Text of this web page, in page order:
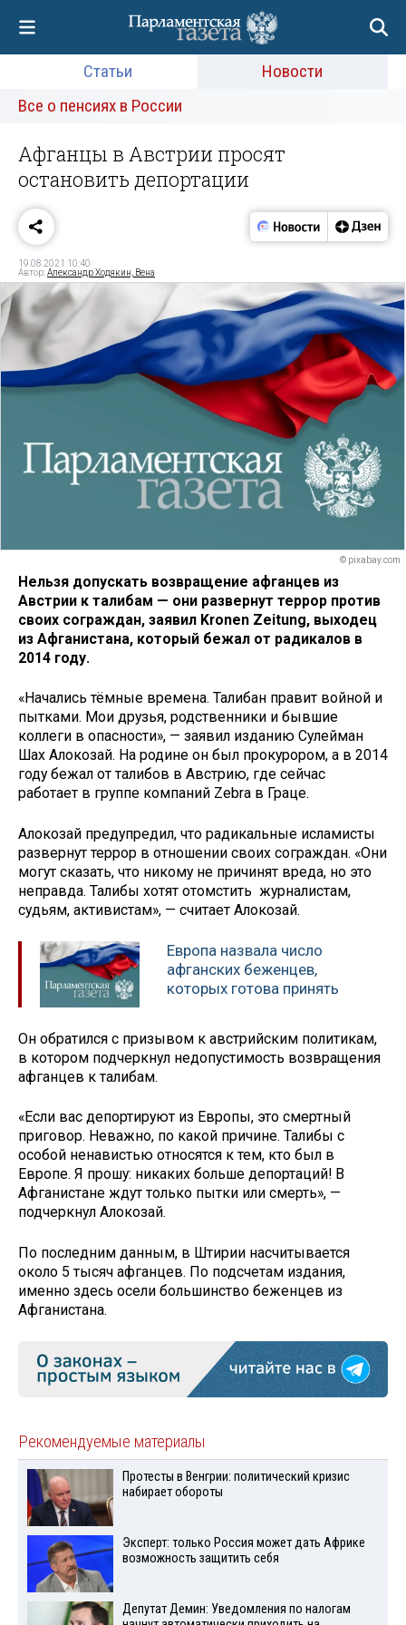
Статьи
Новости
Все о пенсиях в России
Афганцы в Австрии просят
остановить депортации
19.08.2021 10:40
Автор:Александр Ходякин, Вена
© pixabay.com
Нельзя допускать возвращение афганцев из
Австрии к талибам — они развернут террор против
своих сограждан, заявил Kronen Zeitung, выходец
из Афганистана, который бежал от радикалов в
2014 году.
«Начались тёмные времена. Талибан правит войной и
пытками. Мои друзья, родственники и бывшие
коллеги в опасности», — заявил изданию Сулейман
Шах Алокозай. На родине он был прокурором, а в 2014
году бежал от талибов в Австрию, где сейчас
работает в группе компаний Zebra в Граце.
Алокозай предупредил, что радикальные исламисты
развернут террор в отношении своих сограждан. «Они
могут сказать, что никому не причинят вреда, но это
неправда. Талибы хотят отомстить журналистам,
судьям, активистам», — считает Алокозай.
Европа назвала число
афганских беженцев,
которых готова принять
Он обратился с призывом к австрийским политикам,
в котором подчеркнул недопустимость возвращения
афганцев к талибам.
«Если вас депортируют из Европы, это смертный
приговор. Неважно, по какой причине. Талибы с
особой ненавистью относятся к тем, кто был в
Европе. Я прошу: никаких больше депортаций! В
Афганистане ждут только пытки или смерть», —
подчеркнул Алокозай.
По последним данным, в Штирии насчитывается
около 5 тысяч афганцев. По подсчетам издания,
именно здесь осели большинство беженцев из
Афганистана.
Рекомендуемые материалы
Протесты в Венгрии: политический кризис
набирает обороты
Эксперт: только Россия может дать Африке
возможность защитить себя
Депутат Демин: Уведомления по налогам